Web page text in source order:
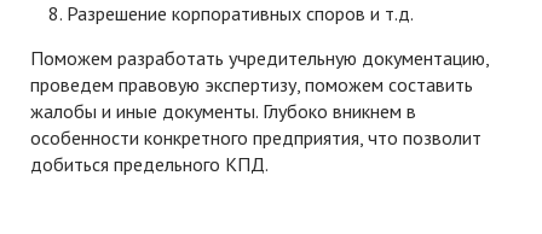
Разрешение корпоративных споров и т.д.
Поможем разработать учредительную документацию,
проведем правовую экспертизу, поможем составить
жалобы и иные документы. Глубоко вникнем в
особенности конкретного предприятия, что позволит
добиться предельного КПД.